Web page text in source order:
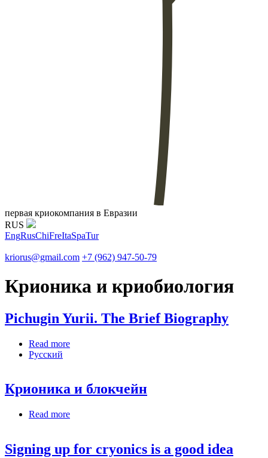
первая криокомпания в Евразии
RUS
EngRusChiFreItaSpaTur
kriorus@gmail.com +7 (962) 947-50-79
Крионика и криобиология
Pichugin Yurii. The Brief Biography
Read more
Русский
Крионика и блокчейн
Read more
Signing up for cryonics is a good idea